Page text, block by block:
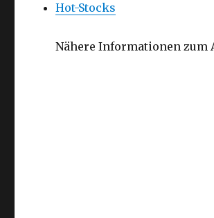
Hot-Stocks
Nähere Informationen zum